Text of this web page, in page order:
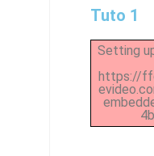
Tuto 1
Setting
https://